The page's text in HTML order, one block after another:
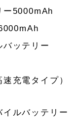
ー5000mAh
バッテリー
充電タイプ）
ルバッテリー